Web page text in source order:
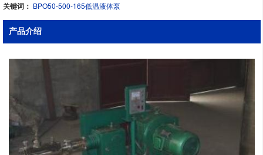
关键词： BPO50-500-165低温液体泵
产品介绍